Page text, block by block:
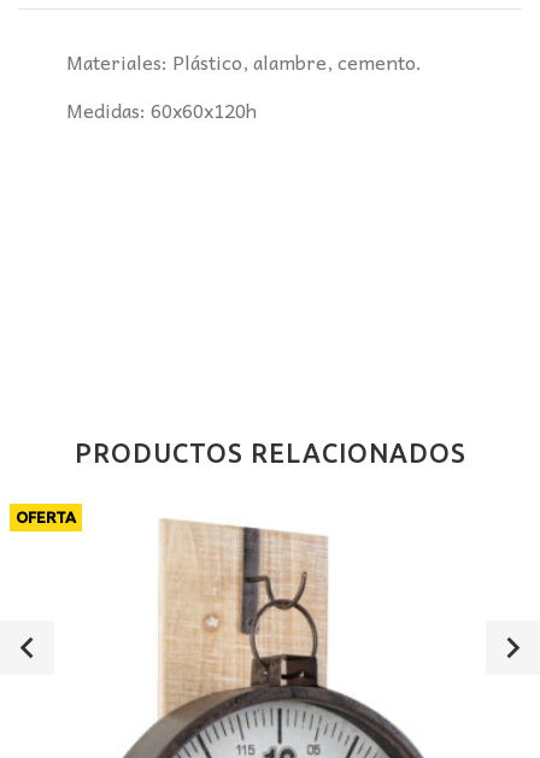
Materiales: Plástico, alambre, cemento.
Medidas: 60x60x120h
PRODUCTOS RELACIONADOS
OFERTA